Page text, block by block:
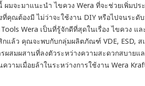
ผมจะมาแนะนำ ไขควง Wera ที่จะช่วยเพิ่ม
ที่คุณต้องมี ไม่ว่าจะใช้งาน DIY หรือไปจนระ
Wera เป็นที่รู้จักดีที่สุดในเรื่อง ไขควง
แล้ว คุณจะพบกับกลุ่มผลิตภัณฑ์ VDE, ESD,
ผสมผสานที่ลงตัวระหว่างความสะดวกสบาย
วามเมื่อยล้าในระหว่างการใช้งาน Wera